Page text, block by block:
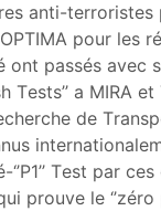
anti-terroristes
pour les
ont passés avec
Tests’’ a MIRA
de
Test par
prouve le